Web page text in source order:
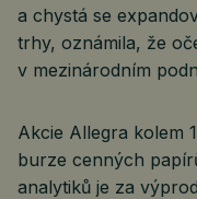
a chystá se
trhy, oznámila, že
v mezinárodním
Akcie Allegra kolem
burze cenných
analytiků je za